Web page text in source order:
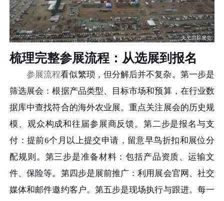
梳理完整参展流程：从选展到报名
参展流程看似繁琐，但分解后并不复杂。第一步是
筛选展会：根据产品类型、目标市场和预算，在行业数
据库中查找符合的海外农业展。重点关注展会的历史规
模、观众构成和往届参展商反馈。第二步是报名与支
付：提前6个月以上提交申请，留意早鸟折扣和展位分
配规则。第三步是准备材料：包括产品资质、运输文
件、保险等。第四步是展前推广：利用展会官网、社交
媒体和邮件邀约客户。第五步是现场执行与跟进。每一